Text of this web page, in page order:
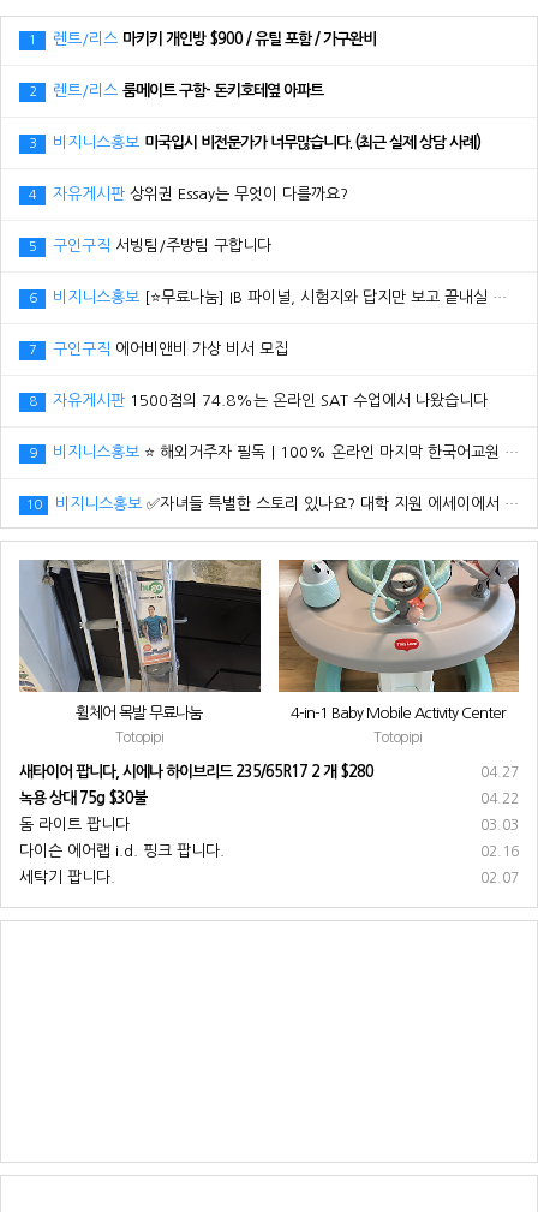
1 렌트/리스 마키키 개인방 $900 / 유틸 포함 / 가구완비
2 렌트/리스 룸메이트 구함- 돈키호테옆 아파트
3 비지니스홍보 미국입시 비전문가가 너무많습니다. (최근 실제 상담 사례)
4 자유게시판 상위권 Essay는 무엇이 다를까요?
5 구인구직 서빙팀/주방팀 구합니다
6 비지니스홍보 [⭐무료나눔] IB 파이널, 시험지와 답지만 보고 끝내실 건가요?
7 구인구직 에어비앤비 가상 비서 모집
8 자유게시판 1500점의 74.8%는 온라인 SAT 수업에서 나왔습니다
9 비지니스홍보 ⭐ 해외거주자 필독｜100% 온라인 마지막 한국어교원 2급 추가모집 (~8/2)
10 비지니스홍보 ✅자녀들 특별한 스토리 있나요? 대학 지원 에세이에서 갈리는데..
휠체어 목발 무료나눔
Totopipi
4-in-1 Baby Mobile Activity Center
Totopipi
04.27
새타이어 팝니다, 시에나 하이브리드 235/65R17 2 개 $280
04.22
녹용 상대 75g $30불
03.03
돔 라이트 팝니다
02.16
다이슨 에어랩 i.d. 핑크 팝니다.
02.07
세탁기 팝니다.